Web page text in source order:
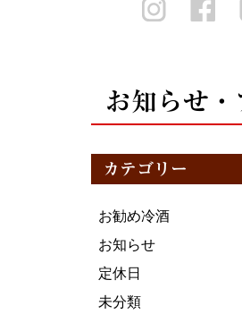
お知らせ・
カテゴリー
お勧め冷酒
お知らせ
定休日
未分類